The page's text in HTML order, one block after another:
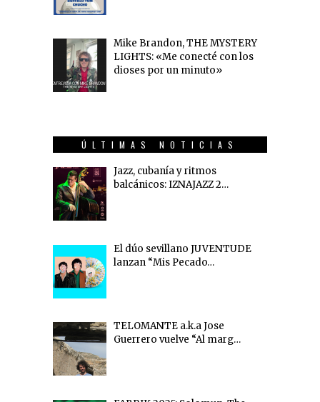
Mike Brandon, THE MYSTERY
LIGHTS: «Me conecté con los
dioses por un minuto»
ÚLTIMAS NOTICIAS
Jazz, cubanía y ritmos
balcánicos: IZNAJAZZ 2…
El dúo sevillano JUVENTUDE
lanzan “Mis Pecado…
TELOMANTE a.k.a Jose
Guerrero vuelve “Al marg…